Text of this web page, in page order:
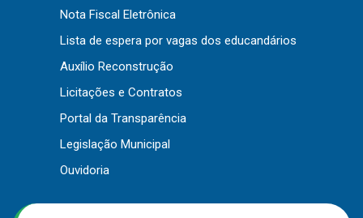
Outros
Downloads
Contato
Nota Fiscal Eletrônica
Lista de espera por vagas dos educandários
Auxílio Reconstrução
Licitações e Contratos
Portal da Transparência
Legislação Municipal
Ouvidoria